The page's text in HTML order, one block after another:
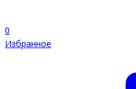
0
Избранное